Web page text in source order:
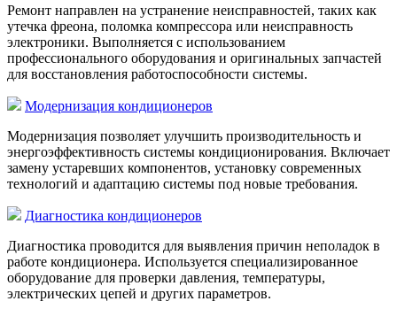
Ремонт направлен на устранение неисправностей, таких как
утечка фреона, поломка компрессора или неисправность
электроники. Выполняется с использованием
профессионального оборудования и оригинальных запчастей
для восстановления работоспособности системы.
Модернизация кондиционеров
Модернизация позволяет улучшить производительность и
энергоэффективность системы кондиционирования. Включает
замену устаревших компонентов, установку современных
технологий и адаптацию системы под новые требования.
Диагностика кондиционеров
Диагностика проводится для выявления причин неполадок в
работе кондиционера. Используется специализированное
оборудование для проверки давления, температуры,
электрических цепей и других параметров.